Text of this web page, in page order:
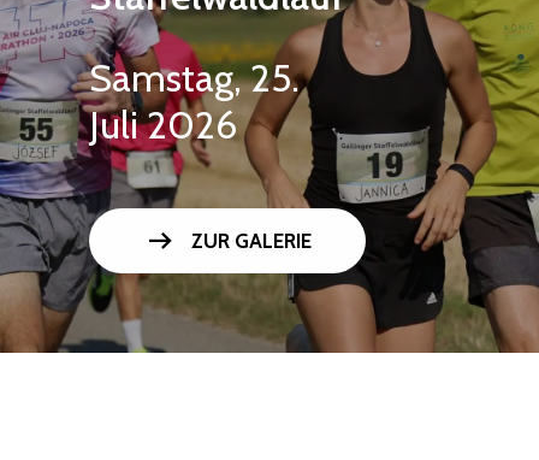
Samstag, 25.
Juli 2026
arrow_right_alt ZUR GALERIE